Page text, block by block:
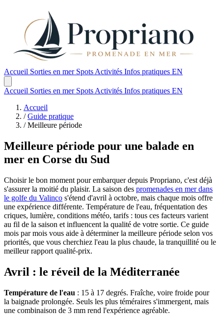
Accueil Sorties en mer Spots Activités Infos pratiques EN
Accueil Sorties en mer Spots Activités Infos pratiques EN
Accueil
/ Guide pratique
/ Meilleure période
Meilleure période pour une balade en
mer en Corse du Sud
Choisir le bon moment pour embarquer depuis Propriano, c'est déjà
s'assurer la moitié du plaisir. La saison des promenades en mer dans
le golfe du Valinco s'étend d'avril à octobre, mais chaque mois offre
une expérience différente. Température de l'eau, fréquentation des
criques, lumière, conditions météo, tarifs : tous ces facteurs varient
au fil de la saison et influencent la qualité de votre sortie. Ce guide
mois par mois vous aide à déterminer la meilleure période selon vos
priorités, que vous cherchiez l'eau la plus chaude, la tranquillité ou le
meilleur rapport qualité-prix.
Avril : le réveil de la Méditerranée
Température de l'eau : 15 à 17 degrés. Fraîche, voire froide pour
la baignade prolongée. Seuls les plus téméraires s'immergent, mais
une combinaison de 3 mm rend l'expérience agréable.